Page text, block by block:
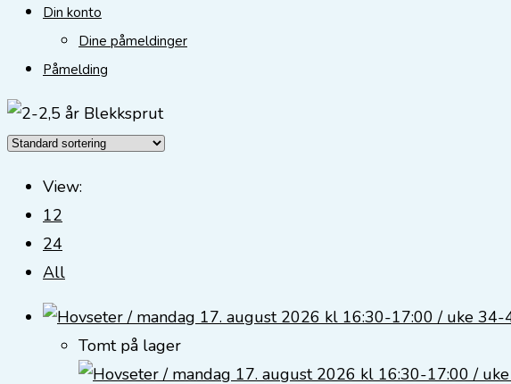
Din konto
Dine påmeldinger
Påmelding
View:
12
24
All
Tomt på lager